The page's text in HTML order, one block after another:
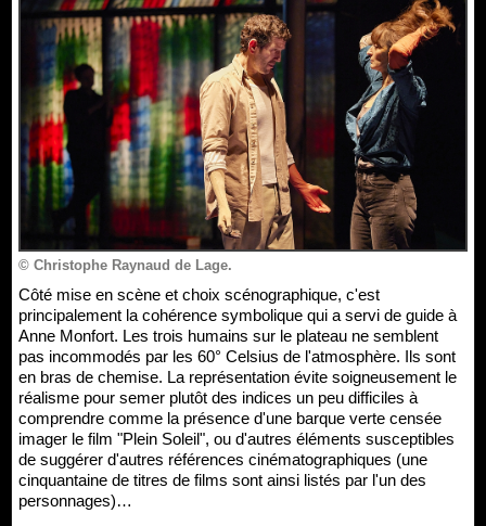
© Christophe Raynaud de Lage.
Côté mise en scène et choix scénographique, c'est
principalement la cohérence symbolique qui a servi de guide à
Anne Monfort. Les trois humains sur le plateau ne semblent
pas incommodés par les 60° Celsius de l'atmosphère. Ils sont
en bras de chemise. La représentation évite soigneusement le
réalisme pour semer plutôt des indices un peu difficiles à
comprendre comme la présence d'une barque verte censée
imager le film "Plein Soleil", ou d'autres éléments susceptibles
de suggérer d'autres références cinématographiques (une
cinquantaine de titres de films sont ainsi listés par l'un des
personnages)…